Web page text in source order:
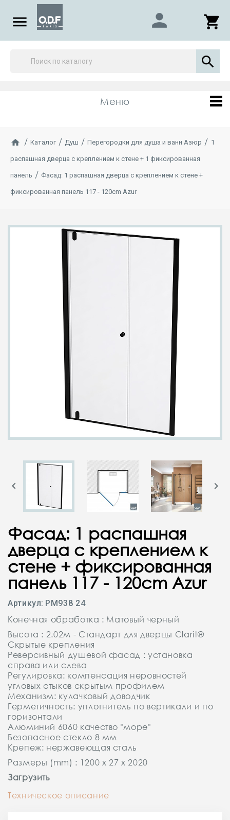
 shopping_cart
person

Меню
Каталог Душ Перегородки для душа и ванн Азюр 1
распашная дверца с креплением к стене + 1 фиксированная
панель Фасад: 1 распашная дверца с креплением к стене +
фиксированная панель 117 - 120cm Azur
 
Фасад: 1 распашная
дверца с креплением к
стене + фиксированная
панель 117 - 120cm Azur
Артикул: PM938 24
Конечная обработка : Матовый черный
Высота : 2.02м - Стандарт для дверцы Clarit®
Скрытые крепления
Реверсивный душевой фасад : установка
справа или слева
Регулировка: компенсация неровностей
угловых стыков скрытым профилем
Механизм: кулачковый доводчик
Герметичность: уплотнитель по вертикали и по
горизонтали
Алюминий 6060 качество "море"
Безопасное стекло 8 мм
Крепеж: нержавеющая сталь
Размеры (mm) : 1200 x 27 x 2020
Загрузить
Техническое описание